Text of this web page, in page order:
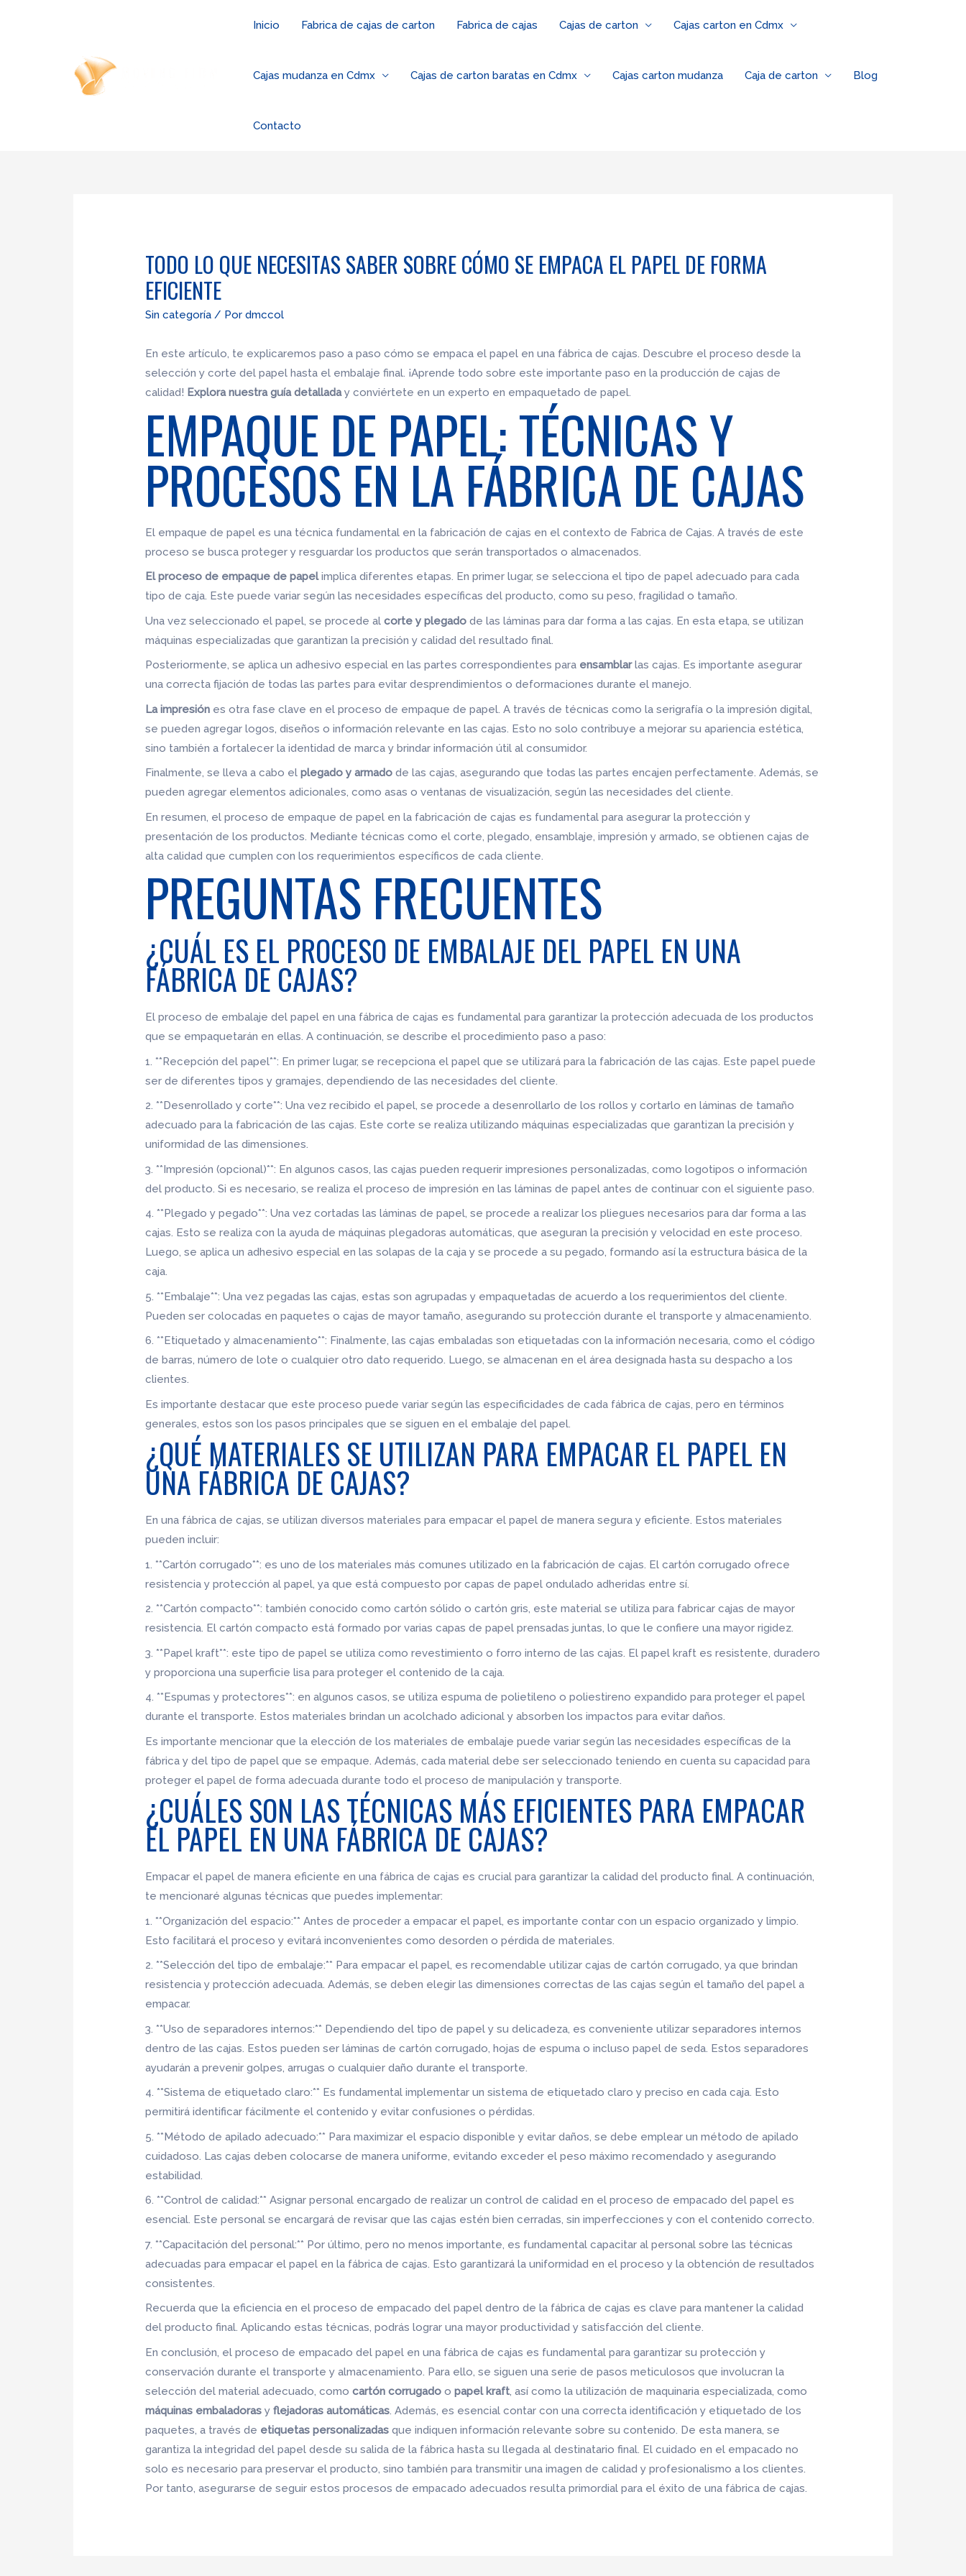
Inicio Fabrica de cajas de carton Fabrica de cajas Cajas de carton Cajas carton en Cdmx
Cajas mudanza en Cdmx Cajas de carton baratas en Cdmx Cajas carton mudanza Caja de carton Blog
Contacto
TODO LO QUE NECESITAS SABER SOBRE CÓMO SE EMPACA EL PAPEL DE FORMA
EFICIENTE
Sin categoría / Pordmccol
En este artículo, te explicaremos paso a paso cómo se empaca el papel en una fábrica de cajas. Descubre el proceso desde la
selección y corte del papel hasta el embalaje final. ¡Aprende todo sobre este importante paso en la producción de cajas de
calidad! Explora nuestra guía detalladay conviértete en un experto en empaquetado de papel.
EMPAQUE DE PAPEL: TÉCNICAS Y
PROCESOS EN LA FÁBRICA DE CAJAS
El empaque de papel es una técnica fundamental en la fabricación de cajas en el contexto de Fabrica de Cajas. A través de este
proceso se busca proteger y resguardar los productos que serán transportados o almacenados.
El proceso de empaque de papelimplica diferentes etapas. En primer lugar, se selecciona el tipo de papel adecuado para cada
tipo de caja. Este puede variar según las necesidades específicas del producto, como su peso, fragilidad o tamaño.
Una vez seleccionado el papel, se procede alcorte y plegado de las láminas para dar forma a las cajas. En esta etapa, se utilizan
máquinas especializadas que garantizan la precisión y calidad del resultado final.
Posteriormente, se aplica un adhesivo especial en las partes correspondientes para ensamblarlas cajas. Es importante asegurar
una correcta fijación de todas las partes para evitar desprendimientos o deformaciones durante el manejo.
La impresión es otra fase clave en el proceso de empaque de papel. A través de técnicas como la serigrafía o la impresión digital,
se pueden agregar logos, diseños o información relevante en las cajas. Esto no solo contribuye a mejorar su apariencia estética,
sino también a fortalecer la identidad de marca y brindar información útil al consumidor.
Finalmente, se lleva a cabo elplegado y armado de las cajas, asegurando que todas las partes encajen perfectamente. Además, se
pueden agregar elementos adicionales, como asas o ventanas de visualización, según las necesidades del cliente.
En resumen, el proceso de empaque de papel en la fabricación de cajas es fundamental para asegurar la protección y
presentación de los productos. Mediante técnicas como el corte, plegado, ensamblaje, impresión y armado, se obtienen cajas de
alta calidad que cumplen con los requerimientos específicos de cada cliente.
PREGUNTAS FRECUENTES
¿CUÁL ES EL PROCESO DE EMBALAJE DEL PAPEL EN UNA
FÁBRICA DE CAJAS?
El proceso de embalaje del papel en una fábrica de cajas es fundamental para garantizar la protección adecuada de los productos
que se empaquetarán en ellas. A continuación, se describe el procedimiento paso a paso:
1. **Recepción del papel**: En primer lugar, se recepciona el papel que se utilizará para la fabricación de las cajas. Este papel puede
ser de diferentes tipos y gramajes, dependiendo de las necesidades del cliente.
2. **Desenrollado y corte**: Una vez recibido el papel, se procede a desenrollarlo de los rollos y cortarlo en láminas de tamaño
adecuado para la fabricación de las cajas. Este corte se realiza utilizando máquinas especializadas que garantizan la precisión y
uniformidad de las dimensiones.
3. **Impresión (opcional)**: En algunos casos, las cajas pueden requerir impresiones personalizadas, como logotipos o información
del producto. Si es necesario, se realiza el proceso de impresión en las láminas de papel antes de continuar con el siguiente paso.
4. **Plegado y pegado**: Una vez cortadas las láminas de papel, se procede a realizar los pliegues necesarios para dar forma a las
cajas. Esto se realiza con la ayuda de máquinas plegadoras automáticas, que aseguran la precisión y velocidad en este proceso.
Luego, se aplica un adhesivo especial en las solapas de la caja y se procede a su pegado, formando así la estructura básica de la
caja.
5. **Embalaje**: Una vez pegadas las cajas, estas son agrupadas y empaquetadas de acuerdo a los requerimientos del cliente.
Pueden ser colocadas en paquetes o cajas de mayor tamaño, asegurando su protección durante el transporte y almacenamiento.
6. **Etiquetado y almacenamiento**: Finalmente, las cajas embaladas son etiquetadas con la información necesaria, como el código
de barras, número de lote o cualquier otro dato requerido. Luego, se almacenan en el área designada hasta su despacho a los
clientes.
Es importante destacar que este proceso puede variar según las especificidades de cada fábrica de cajas, pero en términos
generales, estos son los pasos principales que se siguen en el embalaje del papel.
¿QUÉ MATERIALES SE UTILIZAN PARA EMPACAR EL PAPEL EN
UNA FÁBRICA DE CAJAS?
En una fábrica de cajas, se utilizan diversos materiales para empacar el papel de manera segura y eficiente. Estos materiales
pueden incluir:
1. **Cartón corrugado**: es uno de los materiales más comunes utilizado en la fabricación de cajas. El cartón corrugado ofrece
resistencia y protección al papel, ya que está compuesto por capas de papel ondulado adheridas entre sí.
2. **Cartón compacto**: también conocido como cartón sólido o cartón gris, este material se utiliza para fabricar cajas de mayor
resistencia. El cartón compacto está formado por varias capas de papel prensadas juntas, lo que le confiere una mayor rigidez.
3. **Papel kraft**: este tipo de papel se utiliza como revestimiento o forro interno de las cajas. El papel kraft es resistente, duradero
y proporciona una superficie lisa para proteger el contenido de la caja.
4. **Espumas y protectores**: en algunos casos, se utiliza espuma de polietileno o poliestireno expandido para proteger el papel
durante el transporte. Estos materiales brindan un acolchado adicional y absorben los impactos para evitar daños.
Es importante mencionar que la elección de los materiales de embalaje puede variar según las necesidades específicas de la
fábrica y del tipo de papel que se empaque. Además, cada material debe ser seleccionado teniendo en cuenta su capacidad para
proteger el papel de forma adecuada durante todo el proceso de manipulación y transporte.
¿CUÁLES SON LAS TÉCNICAS MÁS EFICIENTES PARA EMPACAR
EL PAPEL EN UNA FÁBRICA DE CAJAS?
Empacar el papel de manera eficiente en una fábrica de cajas es crucial para garantizar la calidad del producto final. A continuación,
te mencionaré algunas técnicas que puedes implementar:
1. **Organización del espacio:** Antes de proceder a empacar el papel, es importante contar con un espacio organizado y limpio.
Esto facilitará el proceso y evitará inconvenientes como desorden o pérdida de materiales.
2. **Selección del tipo de embalaje:** Para empacar el papel, es recomendable utilizar cajas de cartón corrugado, ya que brindan
resistencia y protección adecuada. Además, se deben elegir las dimensiones correctas de las cajas según el tamaño del papel a
empacar.
3. **Uso de separadores internos:** Dependiendo del tipo de papel y su delicadeza, es conveniente utilizar separadores internos
dentro de las cajas. Estos pueden ser láminas de cartón corrugado, hojas de espuma o incluso papel de seda. Estos separadores
ayudarán a prevenir golpes, arrugas o cualquier daño durante el transporte.
4. **Sistema de etiquetado claro:** Es fundamental implementar un sistema de etiquetado claro y preciso en cada caja. Esto
permitirá identificar fácilmente el contenido y evitar confusiones o pérdidas.
5. **Método de apilado adecuado:** Para maximizar el espacio disponible y evitar daños, se debe emplear un método de apilado
cuidadoso. Las cajas deben colocarse de manera uniforme, evitando exceder el peso máximo recomendado y asegurando
estabilidad.
6. **Control de calidad:** Asignar personal encargado de realizar un control de calidad en el proceso de empacado del papel es
esencial. Este personal se encargará de revisar que las cajas estén bien cerradas, sin imperfecciones y con el contenido correcto.
7. **Capacitación del personal:** Por último, pero no menos importante, es fundamental capacitar al personal sobre las técnicas
adecuadas para empacar el papel en la fábrica de cajas. Esto garantizará la uniformidad en el proceso y la obtención de resultados
consistentes.
Recuerda que la eficiencia en el proceso de empacado del papel dentro de la fábrica de cajas es clave para mantener la calidad
del producto final. Aplicando estas técnicas, podrás lograr una mayor productividad y satisfacción del cliente.
En conclusión, el proceso de empacado del papel en una fábrica de cajas es fundamental para garantizar su protección y
conservación durante el transporte y almacenamiento. Para ello, se siguen una serie de pasos meticulosos que involucran la
selección del material adecuado, comocartón corrugado opapel kraft , así como la utilización de maquinaria especializada, como
máquinas embaladoras yflejadoras automáticas . Además, es esencial contar con una correcta identificación y etiquetado de los
paquetes, a través de etiquetas personalizadas que indiquen información relevante sobre su contenido. De esta manera, se
garantiza la integridad del papel desde su salida de la fábrica hasta su llegada al destinatario final. El cuidado en el empacado no
solo es necesario para preservar el producto, sino también para transmitir una imagen de calidad y profesionalismo a los clientes.
Por tanto, asegurarse de seguir estos procesos de empacado adecuados resulta primordial para el éxito de una fábrica de cajas.